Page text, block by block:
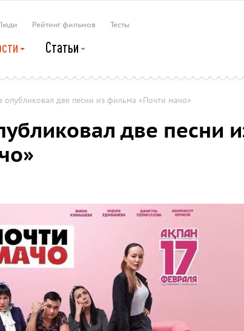
Рейтинг фильмов Тесты
Статьи
опубликовал две песни из фильма «Почти мачо»
две песни